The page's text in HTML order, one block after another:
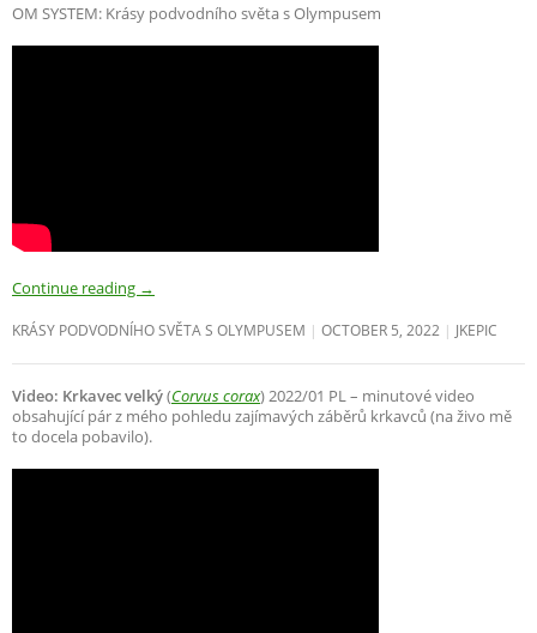
OM SYSTEM: Krásy podvodního světa s Olympusem
Continue reading →
KRÁSY PODVODNÍHO SVĚTA S OLYMPUSEM OCTOBER 5, 2022 JKEPIC
Video: Krkavec velký(Corvus corax) 2022/01 PL – minutové video
obsahující pár z mého pohledu zajímavých záběrů krkavců (na živo mě
to docela pobavilo).